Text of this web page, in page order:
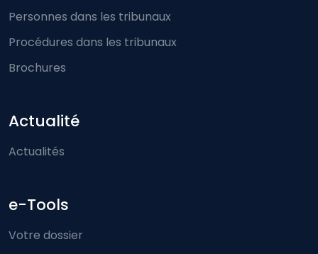
Personnes dans les tribunaux
Procédures dans les tribunaux
Brochures
Actualité
Actualités
e-Tools
Votre dossier